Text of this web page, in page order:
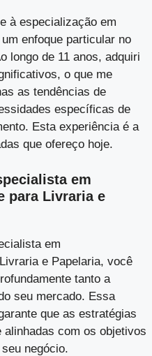
à especialização em
enfoque particular no
longo de 11 anos, adquiri
o que me
as tendências de
específicas de
Esta experiência é a
que ofereço hoje.
em
para Livraria e
em
e Papelaria, você
tanto a
seu mercado. Essa
que as estratégias
com os objetivos
negócio.